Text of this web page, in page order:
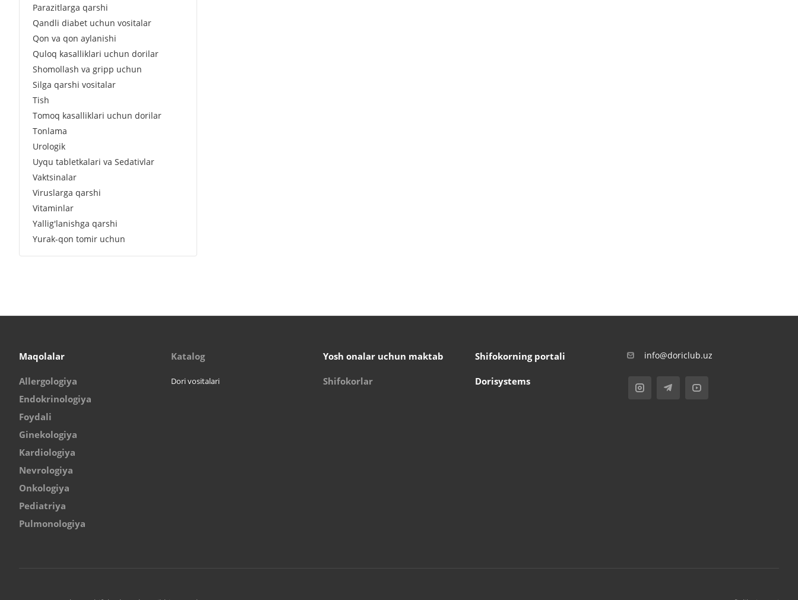
Parazitlarga qarshi
Qandli diabet uchun vositalar
Qon va qon aylanishi
Quloq kasalliklari uchun dorilar
Shomollash va gripp uchun
Silga qarshi vositalar
Tish
Tomoq kasalliklari uchun dorilar
Tonlama
Urologik
Uyqu tabletkalari va Sedativlar
Vaktsinalar
Viruslarga qarshi
Vitaminlar
Yallig'lanishga qarshi
Yurak-qon tomir uchun
Maqolalar
Allergologiya
Endokrinologiya
Foydali
Ginekologiya
Kardiologiya
Nevrologiya
Onkologiya
Pediatriya
Pulmonologiya
Katalog
Dori vositalari
Yosh onalar uchun maktab
Shifokorlar
Shifokorning portali
Dorisystems
info@doriclub.uz